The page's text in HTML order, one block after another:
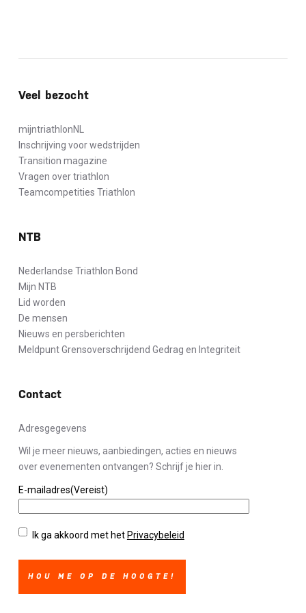
Veel bezocht
mijntriathlonNL
Inschrijving voor wedstrijden
Transition magazine
Vragen over triathlon
Teamcompetities Triathlon
NTB
Nederlandse Triathlon Bond
Mijn NTB
Lid worden
De mensen
Nieuws en persberichten
Meldpunt Grensoverschrijdend Gedrag en Integriteit
Contact
Adresgegevens
Wil je meer nieuws, aanbiedingen, acties en nieuws
over evenementen ontvangen? Schrijf je hier in.
E-mailadres(Vereist)
Privacybeleid(Vereist)
Ik ga akkoord met het Privacybeleid